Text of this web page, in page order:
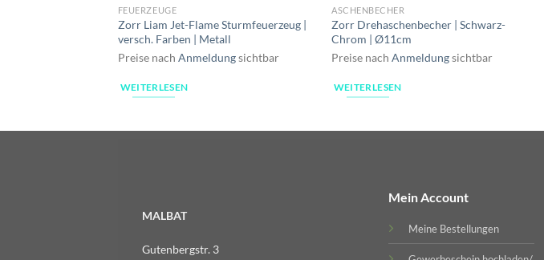
FEUERZEUGE
Zorr Liam Jet-Flame Sturmfeuerzeug |
versch. Farben | Metall
Preise nach Anmeldungsichtbar
WEITERLESEN
ASCHENBECHER
Zorr Drehaschenbecher | Schwarz-
Chrom | Ø11cm
Preise nachAnmeldungsichtbar
WEITERLESEN
MALBAT
Gutenbergstr. 3
Mein Account
Meine Bestellungen